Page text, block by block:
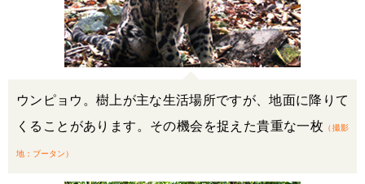
ウンピョウ。樹上が主な生活場所ですが、地面に降りて
くることがあります。その機会を捉えた貴重な一枚
（撮影
地：ブータン）